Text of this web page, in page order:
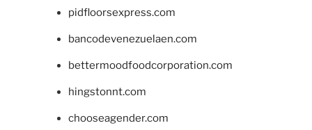
pidfloorsexpress.com
bancodevenezuelaen.com
bettermoodfoodcorporation.com
hingstonnt.com
chooseagender.com